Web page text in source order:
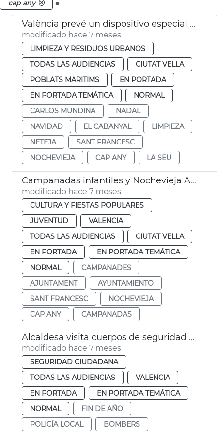
cap any
València prevé un dispositivo especial limpia en Navidad
modificado hace 7 meses
LIMPIEZA Y RESIDUOS URBANOS
TODAS LAS AUDIENCIAS
CIUTAT VELLA
POBLATS MARITIMS
EN PORTADA
EN PORTADA TEMÁTICA
NORMAL
CARLOS MUNDINA
NADAL
NAVIDAD
EL CABANYAL
LIMPIEZA
NETEJA
SANT FRANCESC
NOCHEVIEJA
CAP ANY LA SEU
Campanadas infantiles y Nochevieja Ayuntamiento València
modificado hace 7 meses
CULTURA Y FIESTAS POPULARES
JUVENTUD
VALENCIA
TODAS LAS AUDIENCIAS
CIUTAT VELLA
EN PORTADA
EN PORTADA TEMÁTICA
NORMAL
CAMPANADES
AJUNTAMENT
AYUNTAMIENTO
SANT FRANCESC
NOCHEVIEJA
CAP ANY
CAMPANADAS
Alcaldesa visita cuerpos de seguridad en Nochebuena
modificado hace 7 meses
SEGURIDAD CIUDADANA
TODAS LAS AUDIENCIAS
VALENCIA
EN PORTADA
EN PORTADA TEMÁTICA
NORMAL
FIN DE AÑO
POLICÍA LOCAL
BOMBERS